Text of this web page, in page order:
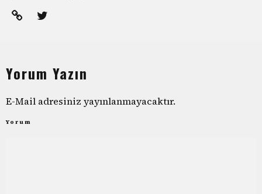
Yorum Yazın
E-Mail adresiniz yayınlanmayacaktır.
Yorum